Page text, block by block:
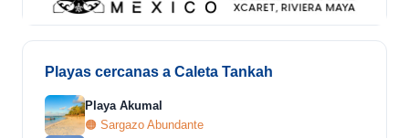
Playas cercanas a Caleta Tankah
Playa Akumal
🟠 Sargazo Abundante